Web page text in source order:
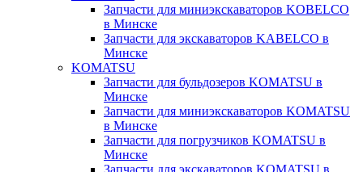
Запчасти для миниэкскаваторов KOBELCO
в Минске
Запчасти для экскаваторов KABELCO в
Минске
KOMATSU
Запчасти для бульдозеров KOMATSU в
Минске
Запчасти для миниэкскаваторов KOMATSU
в Минске
Запчасти для погрузчиков KOMATSU в
Минске
Запчасти для экскаваторов KOMATSU в